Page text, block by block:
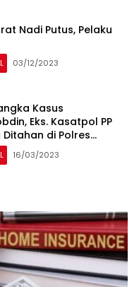
Nadi Putus, Pelaku
03/12/2023
Kasus
Eks. Kasatpol PP
di Polres
16/03/2023